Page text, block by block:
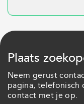
Plaats
Neem gerust
pagina, telefonisch
contact met je op.